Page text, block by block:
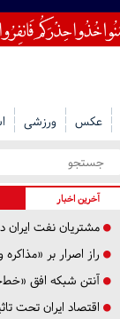
عکس ورزشی
آخرین اخبار
مشتریان نفت ایران در ۷ سال گذشته
راز اصرار بر
آنتن شبکه افق
اقتصاد ایران تحت